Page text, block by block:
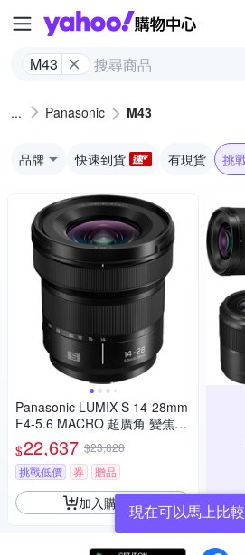
M43
Panasonic M43
品牌 快速到貨 有現貨 挑
Panasonic LUMIX S 14-28mm
F4-5.6 MACRO 超廣角 變焦鏡
頭 公司貨 S-R1428
$22,637 $23,828
挑戰低價
券 贈品
加入購物車現在可以馬上比